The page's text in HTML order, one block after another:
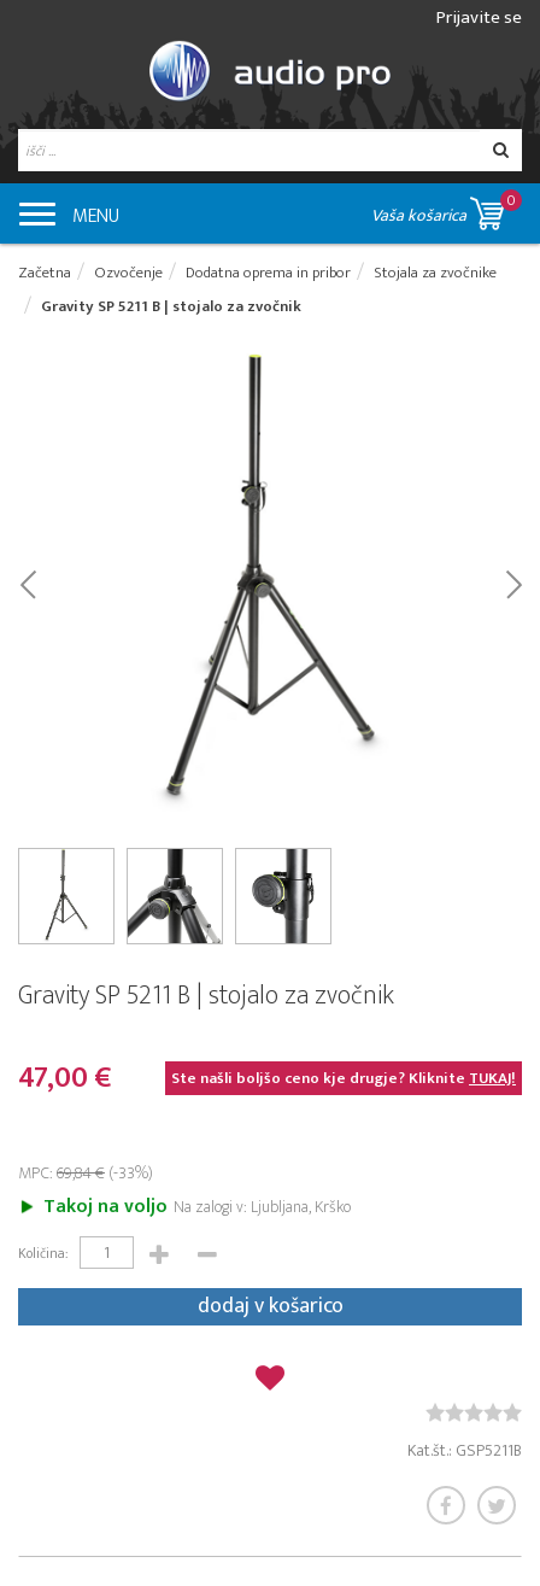
Prijavite se
MENU Vaša košarica
0
Začetna Ozvočenje Dodatna oprema in pribor
Stojala za zvočnike
Gravity SP 5211 B | stojalo za zvočnik
Gravity SP 5211 B | stojalo za zvočnik
47,00 € Ste našli boljšo ceno kje drugje? KlikniteTUKAJ!
MPC:69,84 €(-33%)
Takoj na voljo Na zalogi v: Ljubljana, Krško
Količina:
dodaj v košarico
Kat.št.: GSP5211B